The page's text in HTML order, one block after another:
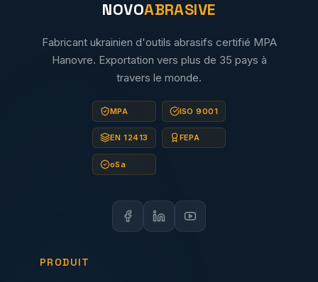
NOVOABRASIVE
Fabricant ukrainien d'outils abrasifs certifié MPA
Hanovre. Exportation vers plus de 35 pays à
travers le monde.
MPA ISO 9001
EN 12413 FEPA
oSa
PRODUIT